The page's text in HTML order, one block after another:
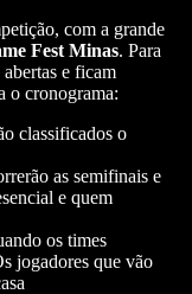
com a grande
Fest Minas. Para
e ficam
o cronograma:
classificados o
as semifinais e
e quem
os times
jogadores que vão